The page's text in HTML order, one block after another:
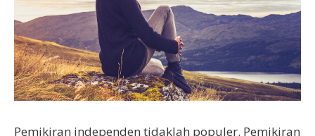
Pemikiran independen tidaklah populer. Pemikiran